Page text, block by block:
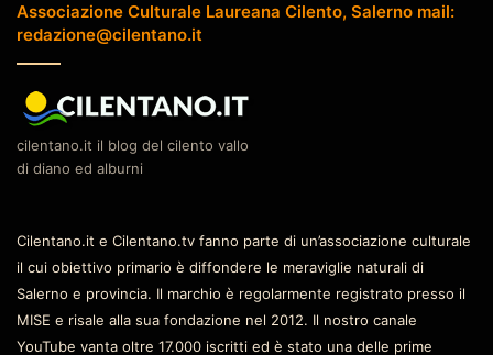
Associazione Culturale Laureana Cilento, Salerno mail:
redazione@cilentano.it
cilentano.it il blog del cilento vallo
di diano ed alburni
Cilentano.it e Cilentano.tv fanno parte di un’associazione culturale
il cui obiettivo primario è diffondere le meraviglie naturali di
Salerno e provincia. Il marchio è regolarmente registrato presso il
MISE e risale alla sua fondazione nel 2012. Il nostro canale
YouTube vanta oltre 17.000 iscritti ed è stato una delle prime